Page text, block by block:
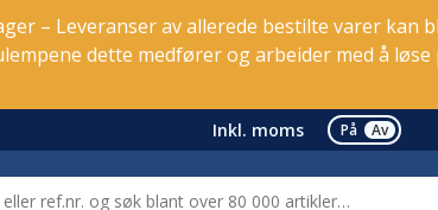
– Leveranser av allerede bestilte varer kan
dette medfører og arbeider med å
Inkl. moms På Av